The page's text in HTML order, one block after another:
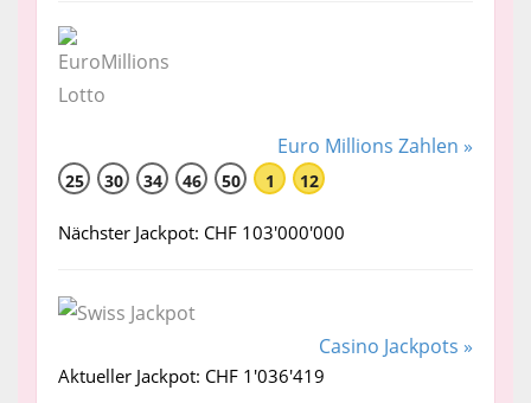
Euro Millions Zahlen »
25 30 34 46 50 1 12
Nächster Jackpot: CHF 103'000'000
Casino Jackpots »
Aktueller Jackpot: CHF 1'036'419